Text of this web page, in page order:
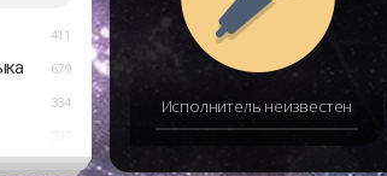
411
679
334 Исполнитель неизвестен